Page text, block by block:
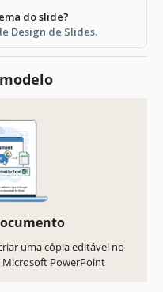
do slide?
Design de Slides.
uma cópia editável no
Microsoft PowerPoint